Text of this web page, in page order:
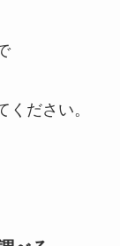
ださい。